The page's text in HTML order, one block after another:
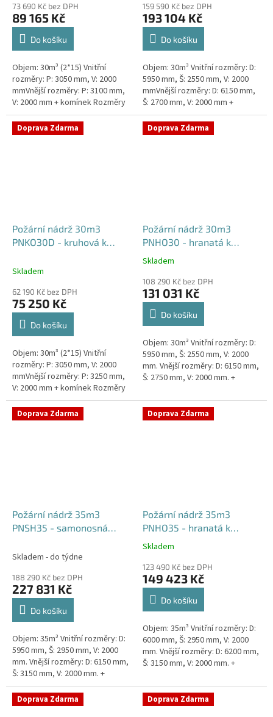
73 690 Kč bez DPH
89 165 Kč
Do košíku
Objem: 30m³ (2*15) Vnitřní
rozměry: P: 3050 mm, V: 2000
mmVnější rozměry: P: 3100 mm,
V: 2000 mm + komínek Rozměry
nádrže možno jakkoliv upravit -
vyrobíme nádrž na...
159 590 Kč bez DPH
193 104 Kč
Do košíku
Objem: 30m³ Vnitřní rozměry: D:
5950 mm, Š: 2550 mm, V: 2000
mmVnější rozměry: D: 6150 mm,
Š: 2700 mm, V: 2000 mm +
komínek Běžná doba dodání 2-3
týdny od objednávky. Rozměry...
Doprava Zdarma
Požární nádrž 30m3
PNKO30D - kruhová k
Skladem
62 190 Kč bez DPH
75 250 Kč
Do košíku
Objem: 30m³ (2*15) Vnitřní
rozměry: P: 3050 mm, V: 2000
mmVnější rozměry: P: 3250 mm,
V: 2000 mm + komínek Rozměry
nádrže možno jakkoliv upravit -
vyrobíme nádrž na...
Doprava Zdarma
Požární nádrž 30m3
PNHO30 - hranatá k
obetonování
Průměrné
produktu
je
5,0
hvězdiček.
Skladem
108 290 Kč bez DPH
131 031 Kč
Do košíku
Objem: 30m³ Vnitřní rozměry: D:
5950 mm, Š: 2550 mm, V: 2000
mm. Vnější rozměry: D: 6150 mm,
Š: 2750 mm, V: 2000 mm. +
týdny od objednávky....
Doprava Zdarma
Požární nádrž 35m3
PNSH35 - samonosná
Skladem - do týdne
188 290 Kč bez DPH
227 831 Kč
Do košíku
Objem: 35m³ Vnitřní rozměry: D:
5950 mm, Š: 2950 mm, V: 2000
mm. Vnější rozměry: D: 6150 mm,
Š: 3150 mm, V: 2000 mm. +
komínek. Běžná doba dodání 2-3
týdny od objednávky....
Doprava Zdarma
Požární nádrž 35m3
PNHO35 - hranatá k
obetonování
Průměrné
produktu
je
5,0
hvězdiček.
Skladem
123 490 Kč bez DPH
149 423 Kč
Do košíku
Objem: 35m³ Vnitřní rozměry: D:
6000 mm, Š: 2950 mm, V: 2000
mm. Vnější rozměry: D: 6200 mm,
Š: 3150 mm, V: 2000 mm. +
týdny od objednávky....
Doprava Zdarma Doprava Zdarma